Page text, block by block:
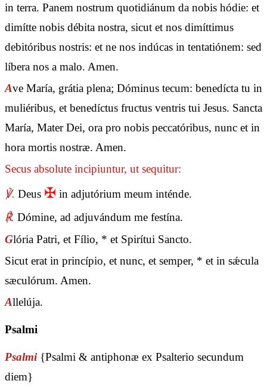
in terra. Panem nostrum quotidiánum da nobis hódie: et
dimítte nobis débita nostra, sicut et nos dimíttimus
debitóribus nostris: et ne nos indúcas in tentatiónem: sed
líbera nos a malo. Amen.
Ave María, grátia plena; Dóminus tecum: benedícta tu in
muliéribus, et benedíctus fructus ventris tui Jesus. Sancta
María, Mater Dei, ora pro nobis peccatóribus, nunc et in
hora mortis nostræ. Amen.
Secus absolute incipiuntur, ut sequitur:
℣. Deus ✠ in adjutórium meum inténde.
℟. Dómine, ad adjuvándum me festína.
Glória Patri, et Fílio, * et Spirítui Sancto.
Sicut erat in princípio, et nunc, et semper, * et in sǽcula
sæculórum. Amen.
Allelúja.
Psalmi
Psalmi {Psalmi & antiphonæ ex Psalterio secundum
diem}